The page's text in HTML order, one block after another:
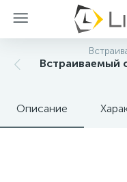
Встраиваемый
Описание